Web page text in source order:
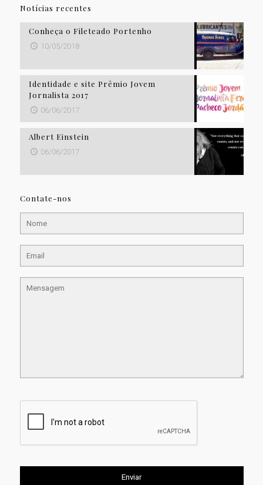
Notícias recentes
Conheça o Fileteado Portenho
10/05/2018
Identidade e site Prêmio Jovem
Jornalista 2017
06/06/2017
Albert Einstein
06/06/2017
Contate-nos